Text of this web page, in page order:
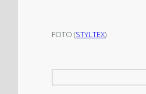
FOTO (STYLTEX)